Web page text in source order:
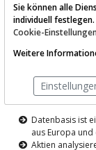
AKTIEN-
Die
TraderFox
Datenbasis ist
aus Europa und
Aktien
Sie können alle
individuell
Cookie-Einstellungen
Weitere